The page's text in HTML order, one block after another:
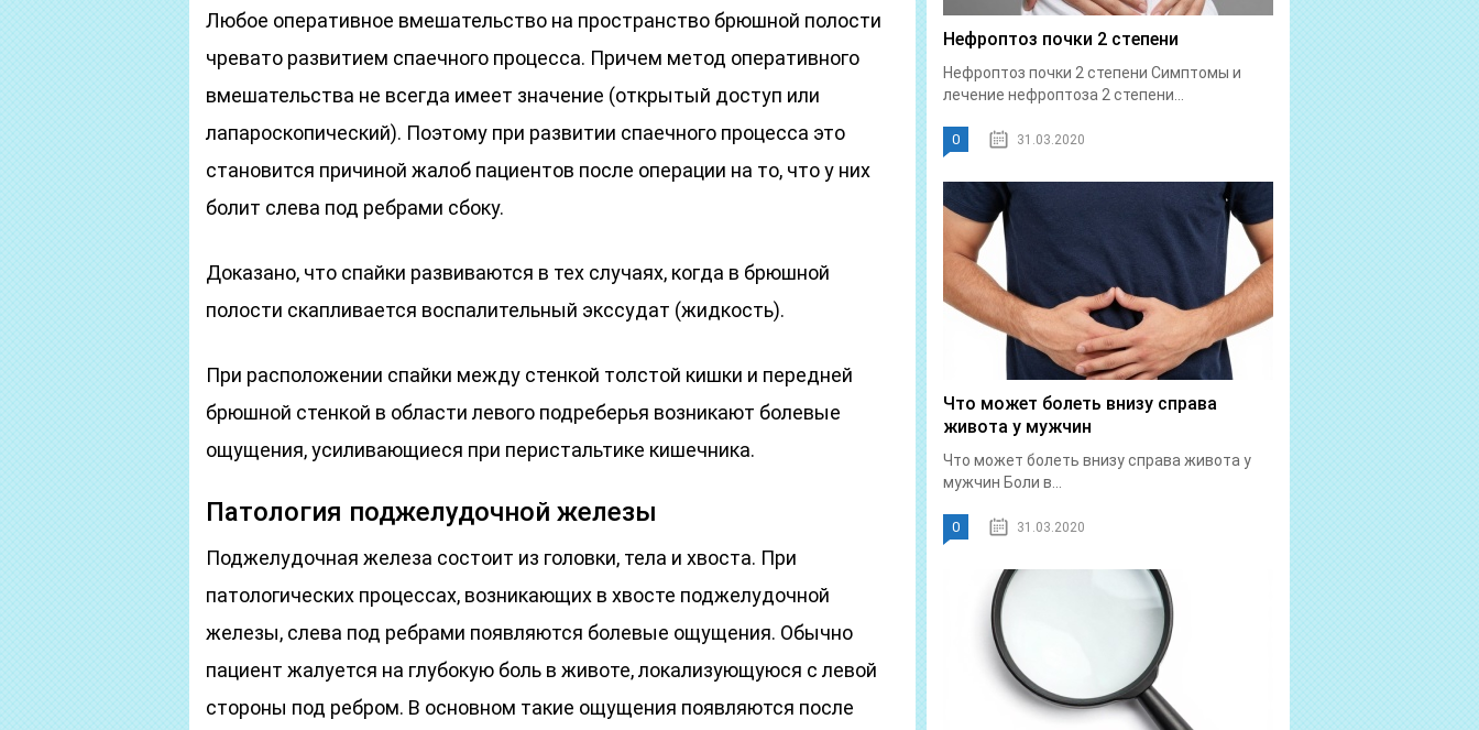
Любое оперативное вмешательство на пространство брюшной полости
чревато развитием спаечного процесса. Причем метод оперативного
вмешательства не всегда имеет значение (открытый доступ или
лапароскопический). Поэтому при развитии спаечного процесса это
становится причиной жалоб пациентов после операции на то, что у них
болит слева под ребрами сбоку.
Доказано, что спайки развиваются в тех случаях, когда в брюшной
полости скапливается воспалительный экссудат (жидкость).
При расположении спайки между стенкой толстой кишки и передней
брюшной стенкой в области левого подреберья возникают болевые
ощущения, усиливающиеся при перистальтике кишечника.
Патология поджелудочной железы
Поджелудочная железа состоит из головки, тела и хвоста. При
патологических процессах, возникающих в хвосте поджелудочной
железы, слева под ребрами появляются болевые ощущения. Обычно
пациент жалуется на глубокую боль в животе, локализующуюся с левой
стороны под ребром. В основном такие ощущения появляются после
Нефроптоз почки 2 степени
Нефроптоз почки 2 степени Симптомы и
лечение нефроптоза 2 степени...
0 31.03.2020
Что может болеть внизу справа
живота у мужчин
Что может болеть внизу справа живота у
мужчин Боли в...
0 31.03.2020